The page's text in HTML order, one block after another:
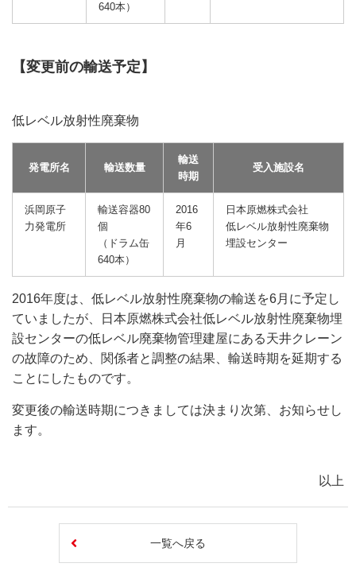
640本）
【変更前の輸送予定】
低レベル放射性廃棄物
発電所名 輸送数量
輸送
時期
受入施設名
浜岡原子
力発電所
輸送容器80
個
（ドラム缶
640本）
2016
年6
月
日本原燃株式会社
低レベル放射性廃棄物
埋設センター
2016年度は、低レベル放射性廃棄物の輸送を6月に予定し
ていましたが、日本原燃株式会社低レベル放射性廃棄物埋
設センターの低レベル廃棄物管理建屋にある天井クレーン
の故障のため、関係者と調整の結果、輸送時期を延期する
ことにしたものです。
変更後の輸送時期につきましては決まり次第、お知らせし
ます。
以上
一覧へ戻る